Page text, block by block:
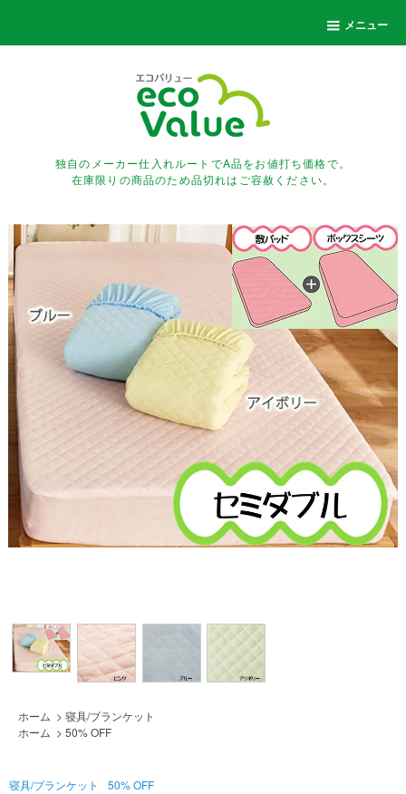
メニュー
独自のメーカー仕入れルートでA品をお値打ち価格で。
在庫限りの商品のため品切れはご容赦ください。
ホーム > 寝具/ブランケット
ホーム > 50% OFF
寝具/ブランケット 50% OFF